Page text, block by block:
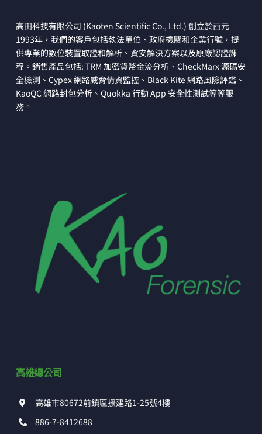
高雄總公司
高雄市80672前鎮區擴建路1-25號4樓
886-7-8412688
高田科技有限公司 (Kaoten Scientific Co., Ltd.) 創立於西元
1993年，我們的客戶包括執法單位、政府機關和企業行號，提
供專業的數位裝置取證和解析、資安解決方案以及原廠認證課
程。銷售產品包括: TRM 加密貨幣金流分析、CheckMarx 源碼安
全檢測、Cypex 網路威脅情資監控、Black Kite 網路風險評鑑、
KaoQC 網路封包分析、Quokka 行動 App 安全性測試等等服
務。